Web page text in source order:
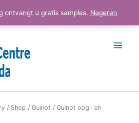
ontvangt u gratis samples. Negeren
/ Shop / Guinot / Guinot oog- en